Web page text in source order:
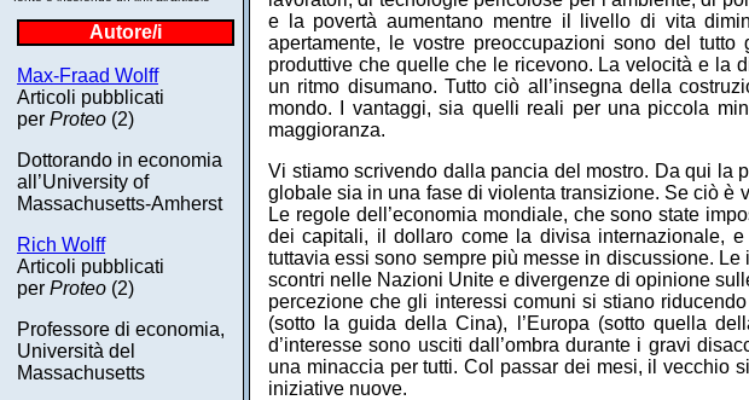
Autore/i
Max-Fraad Wolff
Articoli pubblicati
per Proteo (2)
Dottorando in economia
all’University of
Massachusetts-Amherst
Rich Wolff
Articoli pubblicati
per Proteo (2)
Professore di economia,
Università del
Massachusetts
e la povertà aumentano mentre il livello di vita
apertamente, le vostre preoccupazioni sono del
produttive che quelle che le ricevono. La velocità e la
un ritmo disumano. Tutto ciò all’insegna della
mondo. I vantaggi, sia quelli reali per una piccola
maggioranza.
Vi stiamo scrivendo dalla pancia del mostro. Da qui la
globale sia in una fase di violenta transizione. Se ciò è
Le regole dell’economia mondiale, che sono state
dei capitali, il dollaro come la divisa internazionale,
tuttavia essi sono sempre più messe in discussione.
scontri nelle Nazioni Unite e divergenze di opinione
percezione che gli interessi comuni si stiano
(sotto la guida della Cina), l’Europa (sotto quella
d’interesse sono usciti dall’ombra durante i gravi
una minaccia per tutti. Col passar dei mesi, il vecchio
iniziative nuove.